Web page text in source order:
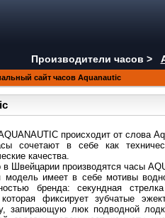
Производители часов >
сайт часов Aquanautic
происходит от слова
сочетают в себе как
качества.
в Швейцарии производятся часы
модель имеет в себе мотивы
бренда: секундная
фиксирует зубчатые
запирающую люк подводной